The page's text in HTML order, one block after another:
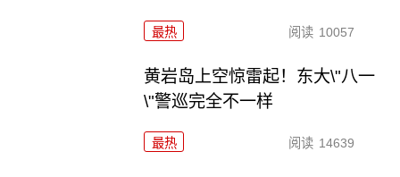
最热 阅读 10057
黄岩岛上空惊雷起！东大\"八一
\"警巡完全不一样
最热 阅读 14639